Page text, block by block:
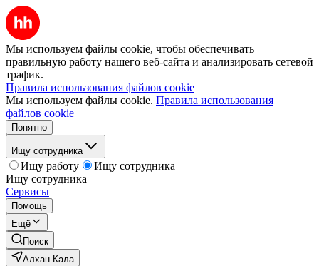
Мы используем файлы cookie, чтобы обеспечивать
правильную работу нашего веб-сайта и анализировать сетевой
трафик.
Правила использования файлов cookie
Мы используем файлы cookie. Правила использования
файлов cookie
Понятно
Ищу сотрудника
Ищу работу
Ищу сотрудника
Ищу сотрудника
Сервисы
Помощь
Ещё
Поиск
Алхан-Кала